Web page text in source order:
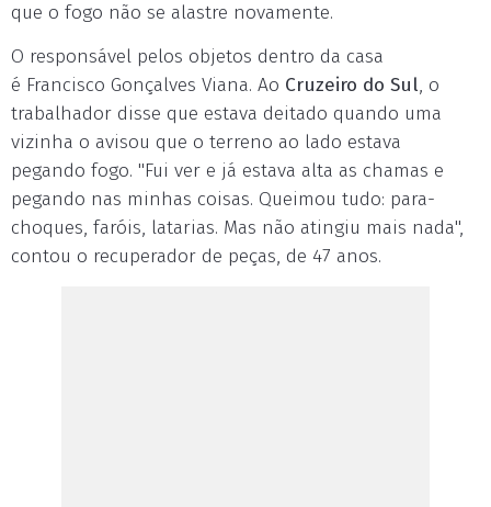
que o fogo não se alastre novamente.
O responsável pelos objetos dentro da casa
é Francisco Gonçalves Viana. Ao Cruzeiro do Sul, o
trabalhador disse que estava deitado quando uma
vizinha o avisou que o terreno ao lado estava
pegando fogo. "Fui ver e já estava alta as chamas e
pegando nas minhas coisas. Queimou tudo: para-
choques, faróis, latarias. Mas não atingiu mais nada",
contou o recuperador de peças, de 47 anos.